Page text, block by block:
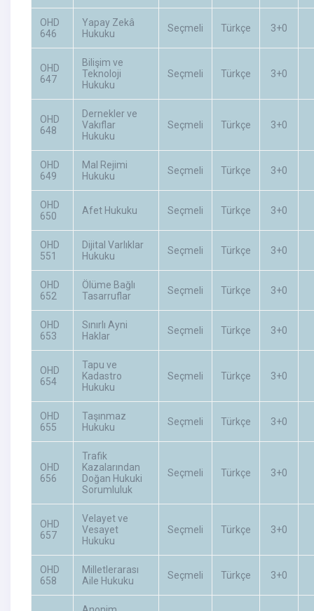
OHD
646
Yapay Zekâ
Hukuku
Seçmeli Türkçe 3+0
OHD
647
Bilişim ve
Teknoloji
Hukuku
Seçmeli Türkçe 3+0
OHD
648
Dernekler ve
Vakıflar
Hukuku
Seçmeli Türkçe 3+0
OHD
649
Mal Rejimi
Hukuku
Seçmeli Türkçe 3+0
OHD
650
Afet Hukuku Seçmeli Türkçe 3+0
OHD
551
Dijital Varlıklar
Hukuku
Seçmeli Türkçe 3+0
OHD
652
Ölüme Bağlı
Tasarruflar
Seçmeli Türkçe 3+0
OHD
653
Sınırlı Ayni
Haklar
Seçmeli Türkçe 3+0
OHD
654
Tapu ve
Kadastro
Hukuku
Seçmeli Türkçe 3+0
OHD
655
Taşınmaz
Hukuku
Seçmeli Türkçe 3+0
OHD
656
Trafik
Kazalarından
Doğan Hukuki
Sorumluluk
Seçmeli Türkçe 3+0
OHD
657
Velayet ve
Vesayet
Hukuku
Seçmeli Türkçe 3+0
OHD
658
Milletlerarası
Aile Hukuku
Seçmeli Türkçe 3+0